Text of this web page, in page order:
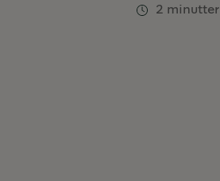
2 minutter